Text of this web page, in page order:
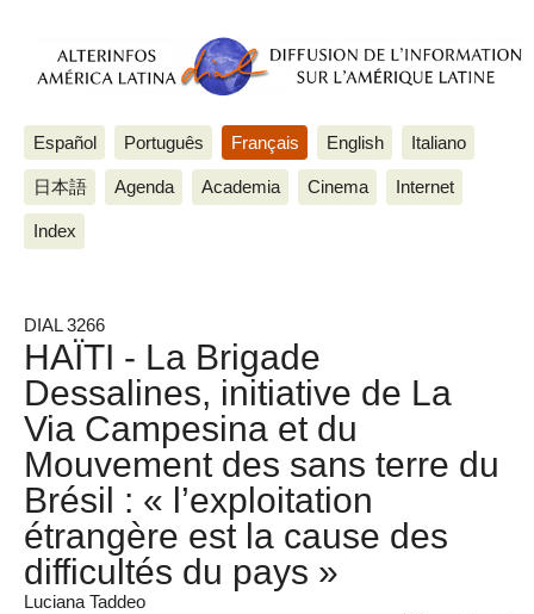
Español Português Français English Italiano
日本語 Agenda Academia Cinema Internet
Index
DIAL 3266
HAÏTI - La Brigade
Dessalines, initiative de La
Via Campesina et du
Mouvement des sans terre du
Brésil : « l’exploitation
étrangère est la cause des
difficultés du pays »
Luciana Taddeo